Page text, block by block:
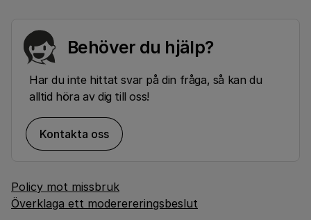
Behöver du hjälp?
Har du inte hittat svar på din fråga, så kan du
alltid höra av dig till oss!
Kontakta oss
Policy mot missbruk
Överklaga ett moderereringsbeslut